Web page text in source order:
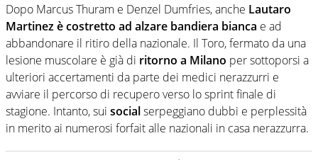
Dopo Marcus Thuram e Denzel Dumfries, anche Lautaro
Martinez è costretto ad alzare bandiera bianca e ad
abbandonare il ritiro della nazionale. Il Toro, fermato da una
lesione muscolare è già di ritorno a Milano per sottoporsi a
ulteriori accertamenti da parte dei medici nerazzurri e
avviare il percorso di recupero verso lo sprint finale di
stagione. Intanto, sui socialserpeggiano dubbi e perplessità
in merito ai numerosi forfait alle nazionali in casa nerazzurra.